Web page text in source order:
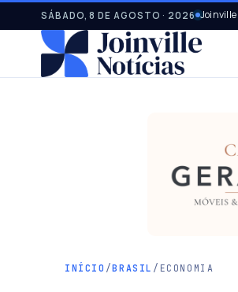
SÁBADO, 8 DE AGOSTO · 2026 Joinville
INÍCIO /BRASIL / ECONOMIA